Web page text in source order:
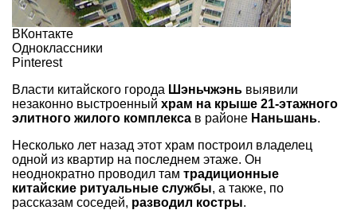
ВКонтакте
Одноклассники
Pinterest
Власти китайского города Шэньчжэнь выявили
незаконно выстроенный храм на крыше 21-этажного
элитного жилого комплекса в районе Наньшань.
Несколько лет назад этот храм построил владелец
одной из квартир на последнем этаже. Он
неоднократно проводил там традиционные
китайские ритуальные службы, а также, по
рассказам соседей, разводил костры.